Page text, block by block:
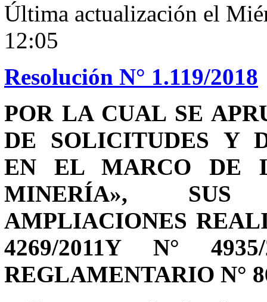
Última actualización el
12:05
Resolución N° 1.119/2018
POR LA CUAL SE
DE SOLICITUDES Y
EN EL MARCO DE
MINERÍA», SUS
AMPLIACIONES
4269/2011Y N°
REGLAMENTARIO N°